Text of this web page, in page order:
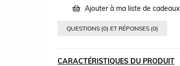
Ajouter à ma liste de cadeaux
QUESTIONS (0) ET RÉPONSES (0)
CARACTÉRISTIQUES DU PRODUIT